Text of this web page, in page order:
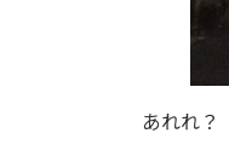
あれれ？